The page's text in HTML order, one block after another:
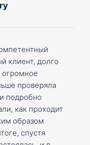
клиент, долго
огромное
проверяла
подробно
как проходит
образом
спустя